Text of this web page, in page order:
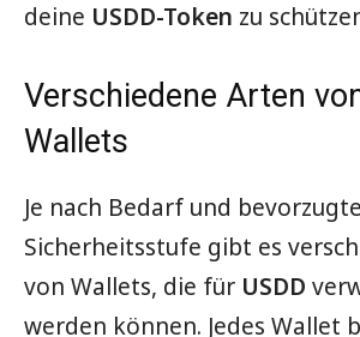
deine USDD-Token zu
Verschiedene Arten
Wallets
Je nach Bedarf und
Sicherheitsstufe gibt es
von Wallets, die für USDD
werden können. Jedes Wallet